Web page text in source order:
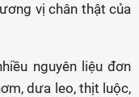
vị chân thật của
nguyên liệu đơn
dưa leo, thịt luộc,